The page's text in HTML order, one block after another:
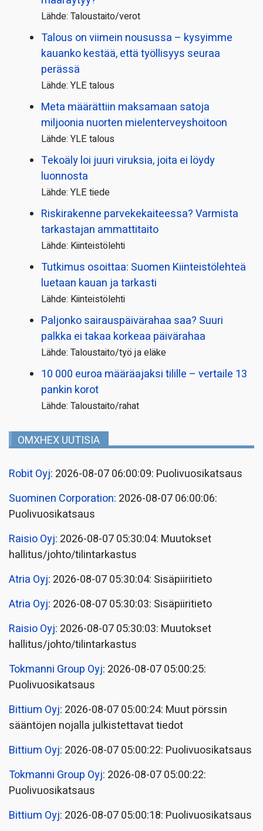
Lähde: Taloustaito/verot
Talous on viimein nousussa – kysyimme
kauanko kestää, että työllisyys seuraa
perässä
Lähde: YLE talous
Meta määrättiin maksamaan satoja
miljoonia nuorten mielenterveyshoitoon
Lähde: YLE talous
Tekoäly loi juuri viruksia, joita ei löydy
luonnosta
Lähde: YLE tiede
Riskirakenne parvekekaiteessa? Varmista
tarkastajan ammattitaito
Lähde: Kiinteistölehti
Tutkimus osoittaa: Suomen Kiinteistölehteä
luetaan kauan ja tarkasti
Lähde: Kiinteistölehti
Paljonko sairauspäivä­rahaa saa? Suuri
palkka ei takaa korkeaa päivärahaa
Lähde: Taloustaito/työ ja eläke
10 000 euroa määräajaksi tilille – vertaile 13
pankin korot
Lähde: Taloustaito/rahat
OMXHEX UUTISIA
Robit Oyj: 2026-08-07 06:00:09: Puolivuosikatsaus
Suominen Corporation: 2026-08-07 06:00:06:
Puolivuosikatsaus
Raisio Oyj: 2026-08-07 05:30:04: Muutokset
hallitus/johto/tilintarkastus
Atria Oyj: 2026-08-07 05:30:04: Sisäpiiritieto
Atria Oyj: 2026-08-07 05:30:03: Sisäpiiritieto
Raisio Oyj: 2026-08-07 05:30:03: Muutokset
hallitus/johto/tilintarkastus
Tokmanni Group Oyj: 2026-08-07 05:00:25:
Puolivuosikatsaus
Bittium Oyj: 2026-08-07 05:00:24: Muut pörssin
sääntöjen nojalla julkistettavat tiedot
Bittium Oyj: 2026-08-07 05:00:22: Puolivuosikatsaus
Tokmanni Group Oyj: 2026-08-07 05:00:22:
Puolivuosikatsaus
Bittium Oyj: 2026-08-07 05:00:18: Puolivuosikatsaus